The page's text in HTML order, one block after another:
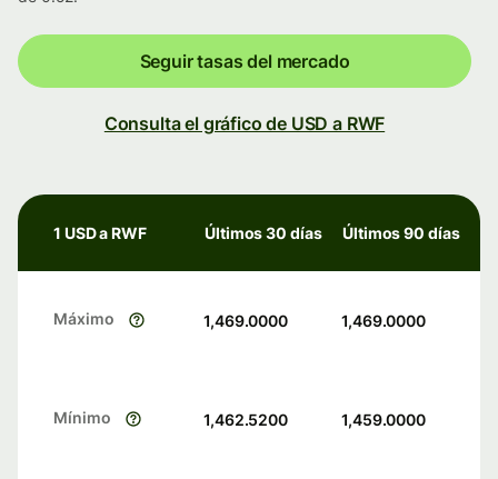
Seguir tasas del mercado
Consulta el gráfico de USD a RWF
1 USD a RWF Últimos 30 días Últimos 90 días
Máximo 1,469.0000 1,469.0000
Mínimo 1,462.5200 1,459.0000